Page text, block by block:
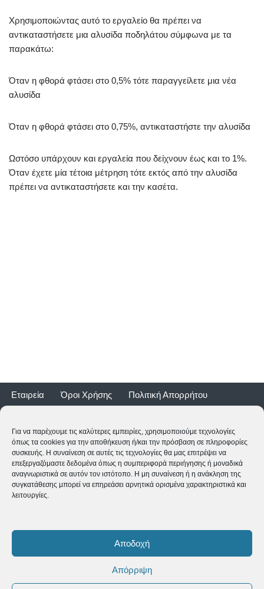
Για να παρέχουμε τις καλύτερες εμπειρίες, χρησιμοποιούμε τεχνολογίες
όπως τα cookies για την αποθήκευση ή/και την πρόσβαση σε πληροφορίες
συσκευής. Η συναίνεση σε αυτές τις τεχνολογίες θα μας επιτρέψει να
επεξεργαζόμαστε δεδομένα όπως η συμπεριφορά περιήγησης ή μοναδικά
αναγνωριστικά σε αυτόν τον ιστότοπο. Η μη συναίνεση ή η ανάκληση της
συγκατάθεσης μπορεί να επηρεάσει αρνητικά ορισμένα χαρακτηριστικά και
λειτουργίες.
Αποδοχή
Απόρριψη
Χρησιμοποιώντας αυτό το εργαλείο θα πρέπει να
αντικαταστήσετε μια αλυσίδα ποδηλάτου σύμφωνα με τα
παρακάτω:
Όταν η φθορά φτάσει στο 0,5% τότε παραγγείλετε μια νέα
αλυσίδα
Όταν η φθορά φτάσει στο 0,75%, αντικαταστήστε την αλυσίδα
Ωστόσο υπάρχουν και εργαλεία που δείχνουν έως και το 1%.
Όταν έχετε μία τέτοια μέτρηση τότε εκτός από την αλυσίδα
πρέπει να αντικαταστήσετε και την κασέτα.
Εταιρεία Όροι Χρήσης
Πολιτική Απορρήτου
Δευ-Τετ-Σαβ 09:00-15:00 | Τρι-Πεμ-Παρ 10:00-18:00 | Κυρ
ΚΛΕΙΣΤΑ